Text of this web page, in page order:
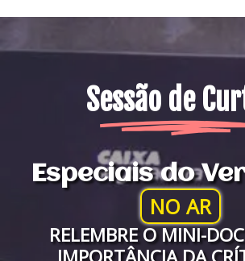
Sessão de
Especiais do
NO AR
RELEMBRE O MINI-